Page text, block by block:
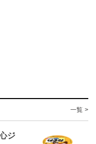
一覧 >
ジ